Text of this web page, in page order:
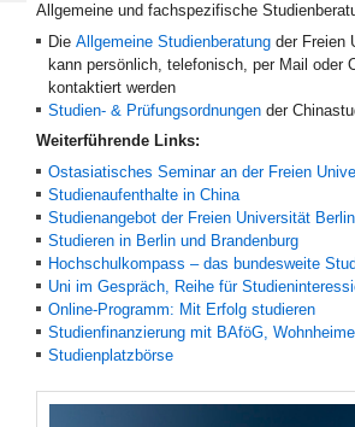
Allgemeine und fachspezifische
Die Allgemeine Studienberatung der Freien
kann persönlich, telefonisch, per Mail oder
kontaktiert werden
Studien- & Prüfungsordnungen der
Weiterführende Links:
Ostasiatisches Seminar an der Freien
Studienaufenthalte in China
Studienangebot der Freien Universität Berlin
Studieren in Berlin und Brandenburg
Hochschulkompass – das bundesweite
Uni im Gespräch, Reihe für
Online-Programm: Mit Erfolg studieren
Studienfinanzierung mit BAföG,
Studienplatzbörse